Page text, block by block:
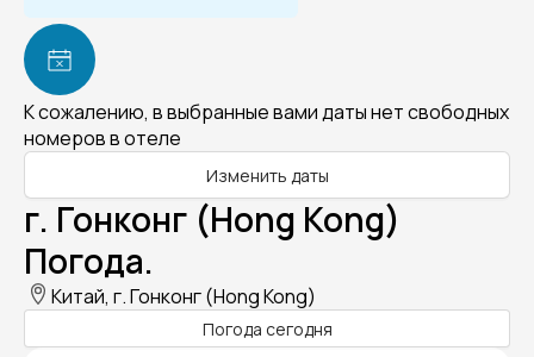
К сожалению, в выбранные вами даты нет свободных
номеров в отеле
Изменить даты
г. Гонконг (Hong Kong)
Погода.
Китай, г. Гонконг (Hong Kong)
Погода сегодня